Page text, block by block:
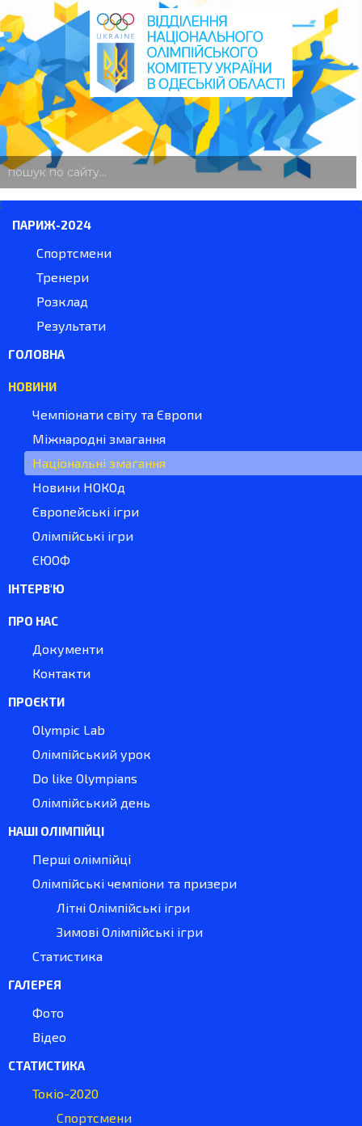
пошук
по
ПАРИЖ-2024
Спортсмени
Тренери
Розклад
Результати
ГОЛОВНА
НОВИНИ
Чемпіонати світу та Європи
Міжнародні змагання
Національні змагання
Новини НОКОд
Європейські ігри
Олімпійські ігри
ЄЮОФ
ІНТЕРВ'Ю
ПРО НАС
Документи
Контакти
ПРОЄКТИ
Olympic Lab
Олімпійський урок
Do like Olympians
Олімпійський день
НАШІ ОЛІМПІЙЦІ
Перші олімпійці
Олімпійські чемпіони та призери
Літні Олімпійські ігри
Зимові Олімпійські ігри
Статистика
ГАЛЕРЕЯ
Фото
Відео
СТАТИСТИКА
Токіо-2020
Спортсмени